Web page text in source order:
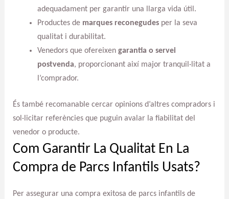
adequadament per garantir una llarga vida útil.
Productes de marques reconegudesper la seva
qualitat i durabilitat.
Venedors que ofereixen garantia o servei
postvenda, proporcionant així major tranquil·litat a
l’comprador.
És també recomanable cercar opinions d’altres compradors i
sol·licitar referències que puguin avalar la fiabilitat del
venedor o producte.
Com Garantir La Qualitat En La
Compra de Parcs Infantils Usats?
Per assegurar una compra exitosa de parcs infantils de